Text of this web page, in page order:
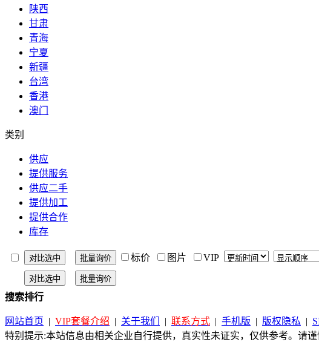
陕西
甘肃
青海
宁夏
新疆
台湾
香港
澳门
类别
供应
提供服务
供应二手
提供加工
提供合作
库存
标价 图片 VIP
搜索排行
网站首页 | VIP套餐介绍 | 关于我们 | 联系方式 | 手机版 | 版权隐私 |
特别提示:本站信息由相关企业自行提供，真实性未证实，仅供参考。请